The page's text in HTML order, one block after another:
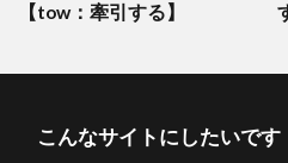
【tow：牽引する】
こんなサイトにしたいです